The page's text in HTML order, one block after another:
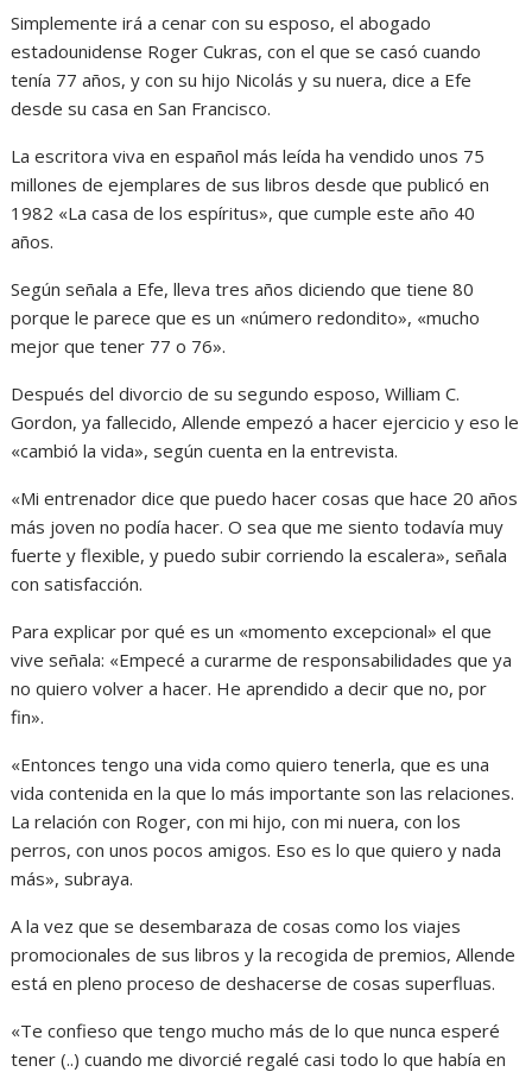
Simplemente irá a cenar con su esposo, el abogado
estadounidense Roger Cukras, con el que se casó cuando
tenía 77 años, y con su hijo Nicolás y su nuera, dice a Efe
desde su casa en San Francisco.
La escritora viva en español más leída ha vendido unos 75
millones de ejemplares de sus libros desde que publicó en
1982 «La casa de los espíritus», que cumple este año 40
años.
Según señala a Efe, lleva tres años diciendo que tiene 80
porque le parece que es un «número redondito», «mucho
mejor que tener 77 o 76».
Después del divorcio de su segundo esposo, William C.
Gordon, ya fallecido, Allende empezó a hacer ejercicio y eso le
«cambió la vida», según cuenta en la entrevista.
«Mi entrenador dice que puedo hacer cosas que hace 20 años
más joven no podía hacer. O sea que me siento todavía muy
fuerte y flexible, y puedo subir corriendo la escalera», señala
con satisfacción.
Para explicar por qué es un «momento excepcional» el que
vive señala: «Empecé a curarme de responsabilidades que ya
no quiero volver a hacer. He aprendido a decir que no, por
fin».
«Entonces tengo una vida como quiero tenerla, que es una
vida contenida en la que lo más importante son las relaciones.
La relación con Roger, con mi hijo, con mi nuera, con los
perros, con unos pocos amigos. Eso es lo que quiero y nada
más», subraya.
A la vez que se desembaraza de cosas como los viajes
promocionales de sus libros y la recogida de premios, Allende
está en pleno proceso de deshacerse de cosas superfluas.
«Te confieso que tengo mucho más de lo que nunca esperé
tener (..) cuando me divorcié regalé casi todo lo que había en